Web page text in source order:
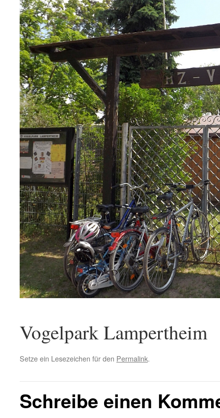
Vogelpark Lampertheim
Setze ein Lesezeichen für den Permalink.
Schreibe einen